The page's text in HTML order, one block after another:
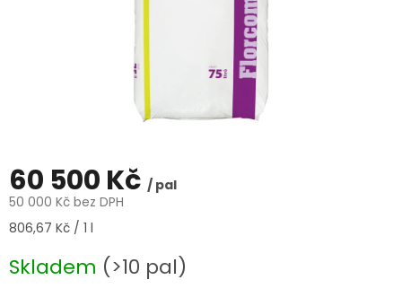
60 500 Kč / pal
50 000 Kč bez DPH
Měrná
806,67 Kč / 1 l
Skladem (>10 pal)